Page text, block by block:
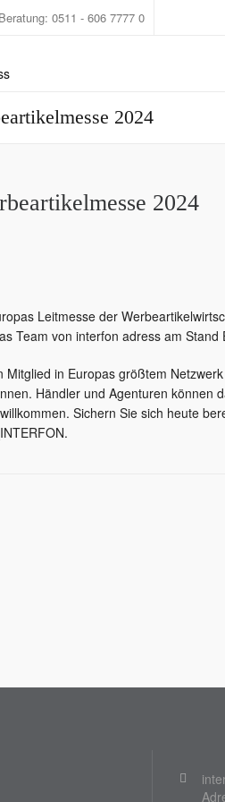
0511 - 606 7777 0
2024
2024
Leitmesse der
Team von interfon adress am
Mitglied in Europas größtem
Händler und Agenturen können
Sichern Sie sich heute